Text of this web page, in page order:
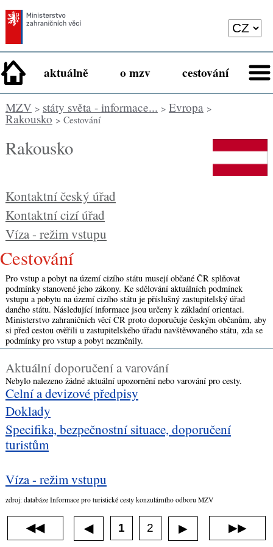
aktuálně o mzv cestování
MZV> státy světa - informace... > Evropa>
Rakousko > Cestování
Rakousko
Kontaktní český úřad
Kontaktní cizí úřad
Víza - režim vstupu
cestování
Pro vstup a pobyt na území cizího státu musejí občané ČR splňovat
podmínky stanovené jeho zákony. Ke sdělování aktuálních podmínek
vstupu a pobytu na území cizího státu je příslušný zastupitelský úřad
daného státu. Následující informace jsou určeny k základní orientaci.
Ministerstvo zahraničních věcí ČR proto doporučuje českým občanům, aby
si před cestou ověřili u zastupitelského úřadu navštěvovaného státu, zda se
podmínky pro vstup a pobyt nezměnily.
Aktuální doporučení a varování
Nebylo nalezeno žádné aktuální upozornění nebo varování pro cesty.
Celní a devizové předpisy
Doklady
Specifika, bezpečnostní situace, doporučení
turistům
Víza - režim vstupu
zdroj: databáze Informace pro turistické cesty konzulárního odboru MZV
◀◀ ◀ 1 2 ▶ ▶▶